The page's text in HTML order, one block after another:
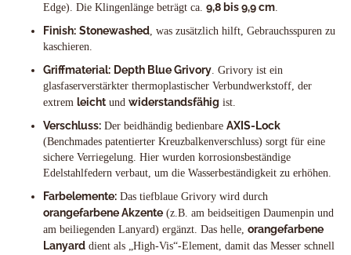
Edge). Die Klingenlänge beträgt ca. 9,8 bis 9,9 cm.
Finish: Stonewashed, was zusätzlich hilft, Gebrauchsspuren zu
kaschieren.
Griffmaterial: Depth Blue Grivory. Grivory ist ein
glasfaserverstärkter thermoplastischer Verbundwerkstoff, der
extrem leichtund widerstandsfähig ist.
Verschluss: Der beidhändig bedienbare AXIS-Lock
(Benchmades patentierter Kreuzbalkenverschluss) sorgt für eine
sichere Verriegelung. Hier wurden korrosionsbeständige
Edelstahlfedern verbaut, um die Wasserbeständigkeit zu erhöhen.
Farbelemente: Das tiefblaue Grivory wird durch
orangefarbene Akzente (z.B. am beidseitigen Daumenpin und
am beiliegenden Lanyard) ergänzt. Das helle, orangefarbene
Lanyard dient als „High-Vis“-Element, damit das Messer schnell